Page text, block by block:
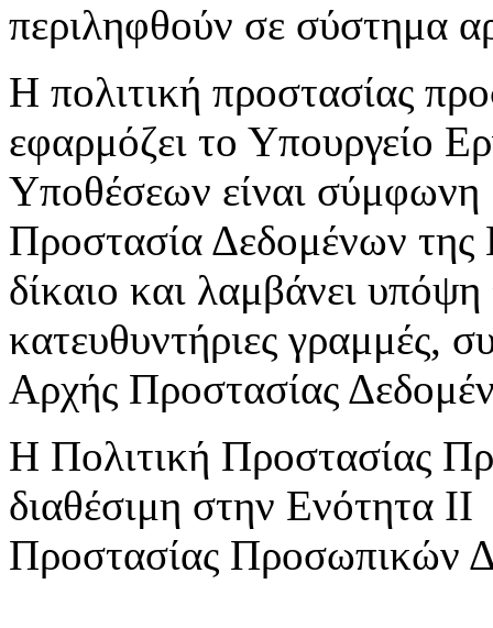
περιληφθούν σε σύστημα
Η πολιτική προστασίας
εφαρμόζει το Υπουργείο
Υποθέσεων είναι σύμφωνη
Προστασία Δεδομένων
δίκαιο και λαμβάνει υπόψη
κατευθυντήριες γραμμές,
Αρχής Προστασίας
Η Πολιτική Προστασίας
διαθέσιμη στην Ενότητα
Προστασίας Προσωπικών